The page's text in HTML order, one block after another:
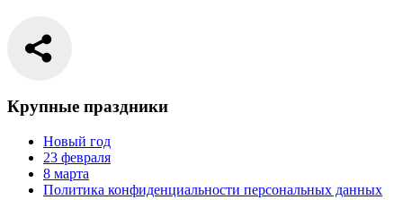
Крупные праздники
Новый год
23 февраля
8 марта
Политика конфиденциальности персональных данных